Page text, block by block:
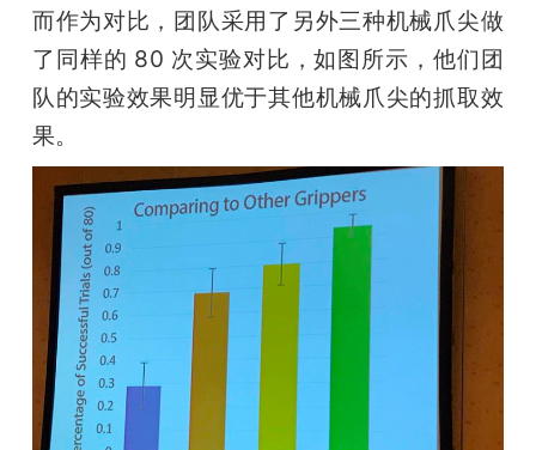
而作为对比，团队采用了另外三种机械爪尖做
了同样的 80 次实验对比，如图所示，他们团
队的实验效果明显优于其他机械爪尖的抓取效
果。